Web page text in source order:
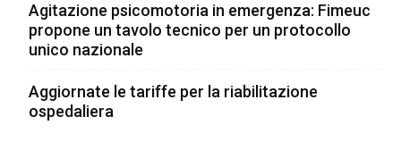
Agitazione psicomotoria in emergenza: Fimeuc
propone un tavolo tecnico per un protocollo
unico nazionale
Aggiornate le tariffe per la riabilitazione
ospedaliera